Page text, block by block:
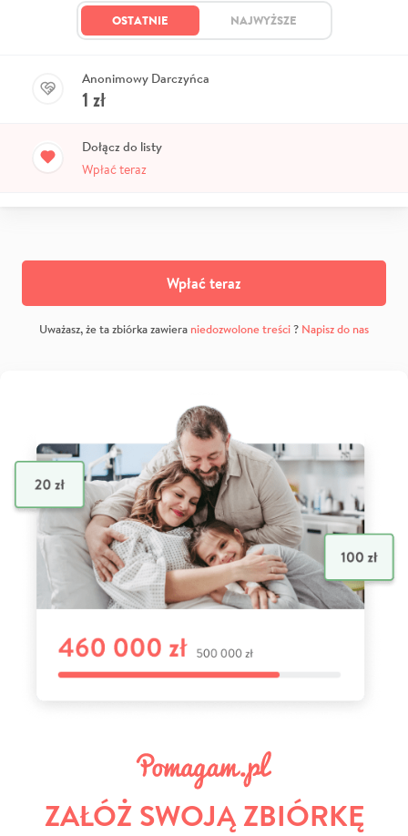
OSTATNIE NAJWYŻSZE
Anonimowy Darczyńca
1 zł
Dołącz do listy
Wpłać teraz
Wpłać teraz
Uważasz, że ta zbiórka zawiera niedozwolone treści? Napisz do nas
ZAŁÓŻ SWOJĄ ZBIÓRKĘ